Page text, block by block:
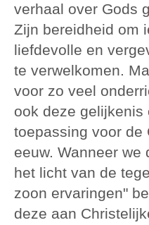
verhaal over Gods
Zijn bereidheid om
liefdevolle en
te verwelkomen.
voor zo veel
ook deze gelijkenis
toepassing voor de
eeuw. Wanneer we
het licht van de
zoon ervaringen"
deze aan